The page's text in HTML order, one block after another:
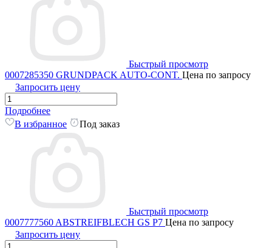
Быстрый просмотр
0007285350 GRUNDPACK AUTO-CONT. Цена по запросу
Запросить цену
Подробнее
В избранное
Под заказ
Быстрый просмотр
0007777560 ABSTREIFBLECH GS P7 Цена по запросу
Запросить цену